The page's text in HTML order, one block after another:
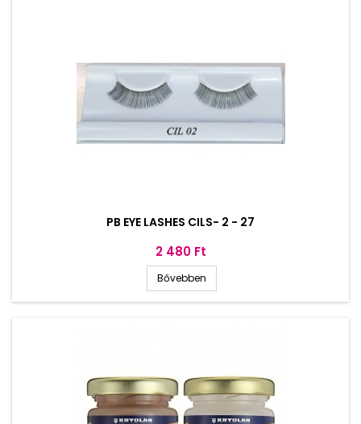
PB EYE LASHES CILS- 2 - 27
Ár
2 480 Ft
Bővebben